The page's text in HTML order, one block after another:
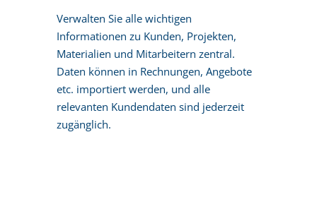
Verwalten Sie alle wichtigen
Informationen zu Kunden, Projekten,
Materialien und Mitarbeitern zentral.
Daten können in Rechnungen, Angebote
etc. importiert werden, und alle
relevanten Kundendaten sind jederzeit
zugänglich.